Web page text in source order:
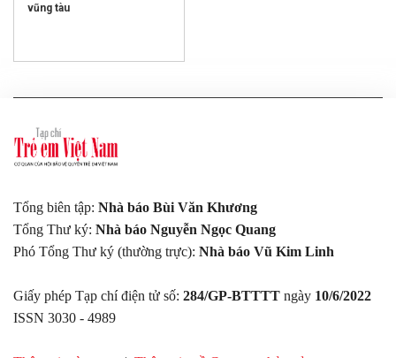
vũng tàu
Tổng biên tập: Nhà báo Bùi Văn Khương
Tổng Thư ký: Nhà báo Nguyễn Ngọc Quang
Phó Tổng Thư ký (thường trực): Nhà báo Vũ Kim Linh
Giấy phép Tạp chí điện tử số: 284/GP-BTTTT ngày 10/6/2022
ISSN 3030 - 4989